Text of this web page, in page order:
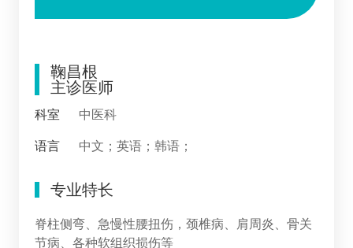
鞠昌根
主诊医师
科室 中医科
语言 中文；英语；韩语；
专业特长
脊柱侧弯、急慢性腰扭伤，颈椎病、肩周炎、骨关
节病、各种软组织损伤等